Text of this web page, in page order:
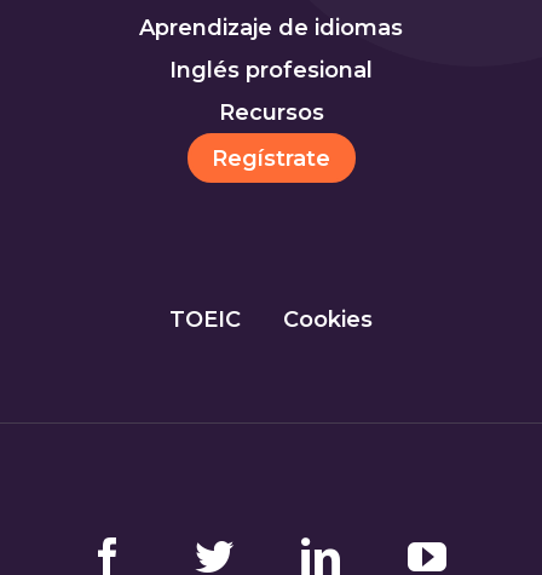
Aprendizaje de idiomas
Inglés profesional
Recursos
Regístrate
TOEIC Cookies